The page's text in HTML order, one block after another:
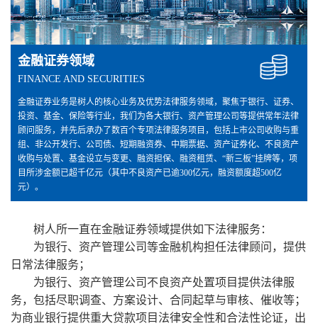
金融证券领域
FINANCE AND SECURITIES
金融证券业务是树人的核心业务及优势法律服务领域，聚焦于银行、证券、
投资、基金、保险等行业，我们为各大银行、资产管理公司等提供常年法律
顾问服务，并先后承办了数百个专项法律服务项目，包括上市公司收购与重
组、非公开发行、公司债、短期融资券、中期票据、资产证券化、不良资产
收购与处置、基金设立与变更、融资担保、融资租赁、“新三板”挂牌等，项
目所涉金额已超千亿元（其中不良资产已逾300亿元，融资额度超500亿
元）。
树人所一直在金融证券领域提供如下法律服务：
为银行、资产管理公司等金融机构担任法律顾问，提供
日常法律服务；
为银行、资产管理公司不良资产处置项目提供法律服
务，包括尽职调查、方案设计、合同起草与审核、催收等；
为商业银行提供重大贷款项目法律安全性和合法性论证，出